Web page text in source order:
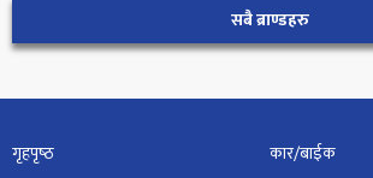
सबै ब्राण्डहरु
गृहपृष्‍ठ
कार/बाईक